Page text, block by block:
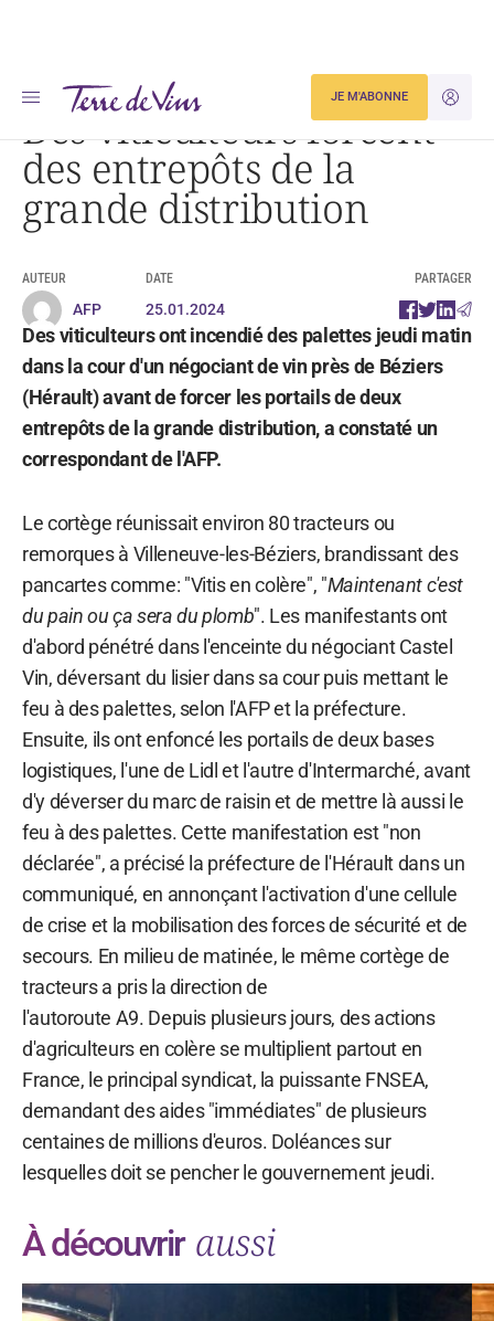
JE
JE M'ABONNE
Accueil Actualités Des viticulteurs forcent des entrepôts de la grande distribution
Des viticulteurs forcent
des entrepôts de la
grande distribution
AUTEUR
AFP
DATE
25.01.2024
PARTAGER
Des viticulteurs ont incendié des palettes jeudi matin
dans la cour d'un négociant de vin près de Béziers
(Hérault) avant de forcer les portails de deux
entrepôts de la grande distribution, a constaté un
correspondant de l'AFP.
Le cortège réunissait environ 80 tracteurs ou
remorques à Villeneuve-les-Béziers, brandissant des
pancartes comme: "Vitis en colère", "Maintenant c'est
du pain ou ça sera du plomb". Les manifestants ont
d'abord pénétré dans l'enceinte du négociant Castel
Vin, déversant du lisier dans sa cour puis mettant le
feu à des palettes, selon l'AFP et la préfecture.
Ensuite, ils ont enfoncé les portails de deux bases
logistiques, l'une de Lidl et l'autre d'Intermarché, avant
d'y déverser du marc de raisin et de mettre là aussi le
feu à des palettes. Cette manifestation est "non
déclarée", a précisé la préfecture de l'Hérault dans un
communiqué, en annonçant l'activation d'une cellule
de crise et la mobilisation des forces de sécurité et de
secours. En milieu de matinée, le même cortège de
tracteurs a pris la direction de
l'autoroute A9. Depuis plusieurs jours, des actions
d'agriculteurs en colère se multiplient partout en
France, le principal syndicat, la puissante FNSEA,
demandant des aides "immédiates" de plusieurs
centaines de millions d'euros. Doléances sur
lesquelles doit se pencher le gouvernement jeudi.
À découvrir aussi